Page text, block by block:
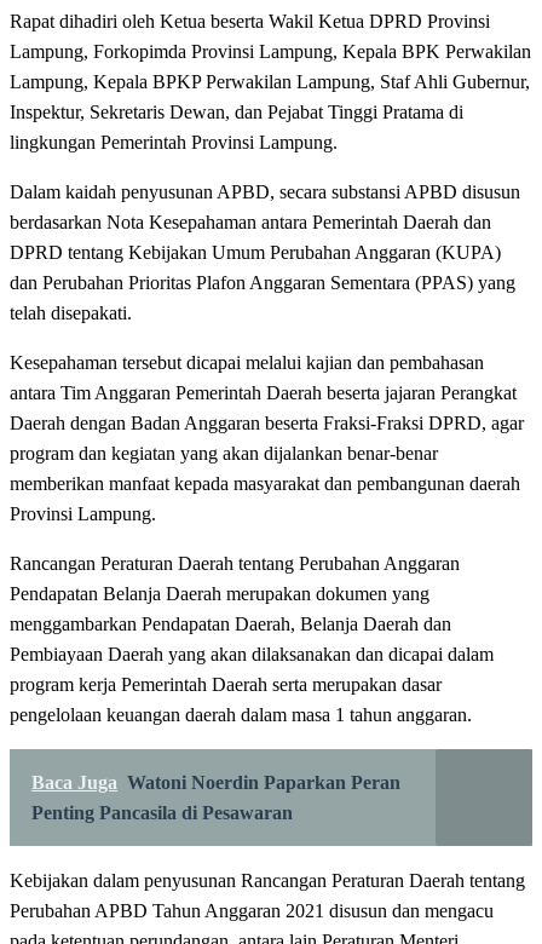
Rapat dihadiri oleh Ketua beserta Wakil Ketua DPRD Provinsi
Lampung, Forkopimda Provinsi Lampung, Kepala BPK Perwakilan
Lampung, Kepala BPKP Perwakilan Lampung, Staf Ahli Gubernur,
Inspektur, Sekretaris Dewan, dan Pejabat Tinggi Pratama di
lingkungan Pemerintah Provinsi Lampung.
Dalam kaidah penyusunan APBD, secara substansi APBD disusun
berdasarkan Nota Kesepahaman antara Pemerintah Daerah dan
DPRD tentang Kebijakan Umum Perubahan Anggaran (KUPA)
dan Perubahan Prioritas Plafon Anggaran Sementara (PPAS) yang
telah disepakati.
Kesepahaman tersebut dicapai melalui kajian dan pembahasan
antara Tim Anggaran Pemerintah Daerah beserta jajaran Perangkat
Daerah dengan Badan Anggaran beserta Fraksi-Fraksi DPRD, agar
program dan kegiatan yang akan dijalankan benar-benar
memberikan manfaat kepada masyarakat dan pembangunan daerah
Provinsi Lampung.
Rancangan Peraturan Daerah tentang Perubahan Anggaran
Pendapatan Belanja Daerah merupakan dokumen yang
menggambarkan Pendapatan Daerah, Belanja Daerah dan
Pembiayaan Daerah yang akan dilaksanakan dan dicapai dalam
program kerja Pemerintah Daerah serta merupakan dasar
pengelolaan keuangan daerah dalam masa 1 tahun anggaran.
Baca Juga Watoni Noerdin Paparkan Peran
Penting Pancasila di Pesawaran
Kebijakan dalam penyusunan Rancangan Peraturan Daerah tentang
Perubahan APBD Tahun Anggaran 2021 disusun dan mengacu